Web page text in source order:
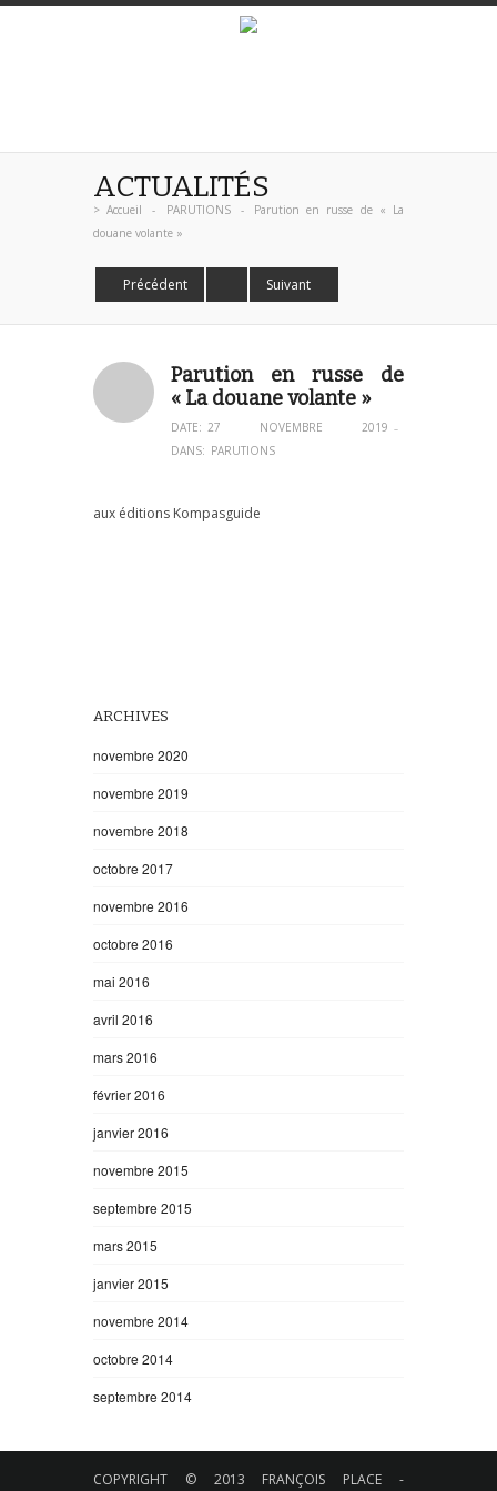
ACTUALITÉS
> Accueil - PARUTIONS -
Parution en russe de « La
douane volante »
Précédent Suivant
Parution en russe de
« La douane volante »
DATE: 27 NOVEMBRE 2019 –
DANS: PARUTIONS
aux éditions Kompasguide
ARCHIVES
novembre 2020
novembre 2019
novembre 2018
octobre 2017
novembre 2016
octobre 2016
mai 2016
avril 2016
mars 2016
février 2016
janvier 2016
novembre 2015
septembre 2015
mars 2015
janvier 2015
novembre 2014
octobre 2014
septembre 2014
COPYRIGHT © 2013 FRANÇOIS PLACE -